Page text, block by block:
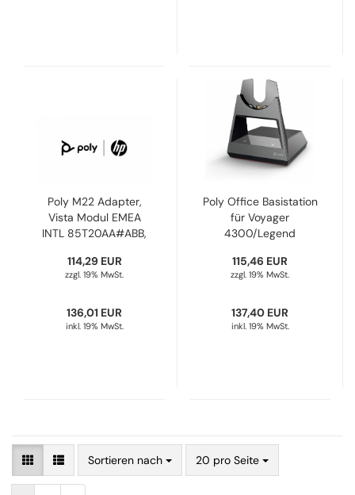
Poly M22 Adapter,
Vista Modul EMEA
INTL 85T20AA#ABB,
114,29 EUR
zzgl. 19% MwSt.
136,01 EUR
inkl. 19% MwSt.
Poly Office Basistation
für Voyager
4300/Legend
AW6U1AA#AC3
115,46 EUR
zzgl. 19% MwSt.
137,40 EUR
inkl. 19% MwSt.
Sortieren nach 20 pro Seite